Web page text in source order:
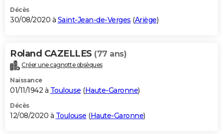
Décès
30/08/2020 à Saint-Jean-de-Verges (Ariège)
Roland CAZELLES (77 ans)
Créer une cagnotte obsèques
Naissance
01/11/1942 à Toulouse (Haute-Garonne)
Décès
12/08/2020 à Toulouse (Haute-Garonne)